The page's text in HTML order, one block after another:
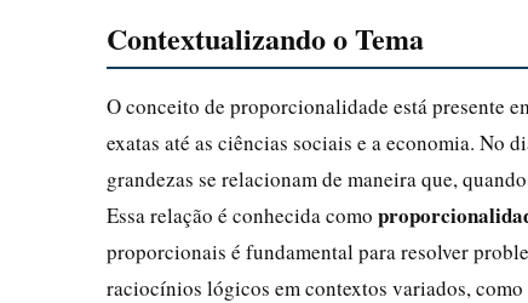
Contextualizando o Tema
O conceito de proporcionalidade está presente
exatas até as ciências sociais e a economia. No
grandezas se relacionam de maneira que,
Essa relação é conhecida como
proporcionais é fundamental para resolver
raciocínios lógicos em contextos variados,